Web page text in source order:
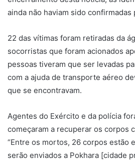
ainda não haviam sido confirmadas
22 das vítimas foram retiradas da
socorristas que foram acionados
pessoas tiveram que ser levadas
com a ajuda de transporte aéreo
que se encontravam.
Agentes do Exército e da polícia
começaram a recuperar os corpos
“Entre os mortos, 26 corpos estão
serão enviados a Pokhara [cidade